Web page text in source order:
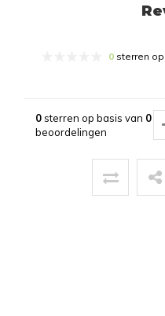
0 sterren
0sterren op basis van 0
beoordelingen